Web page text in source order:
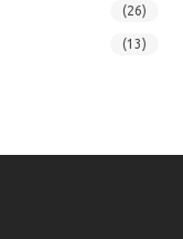
(26)
(13)